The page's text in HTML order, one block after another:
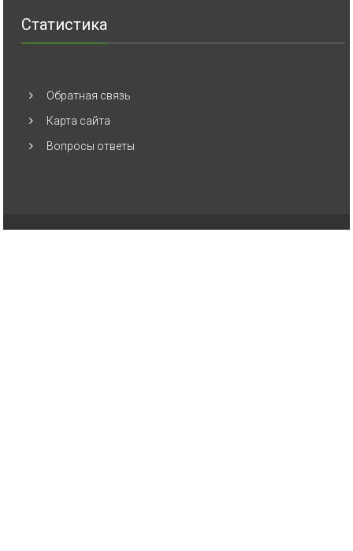
Статистика
Обратная связь
Карта сайта
Вопросы ответы